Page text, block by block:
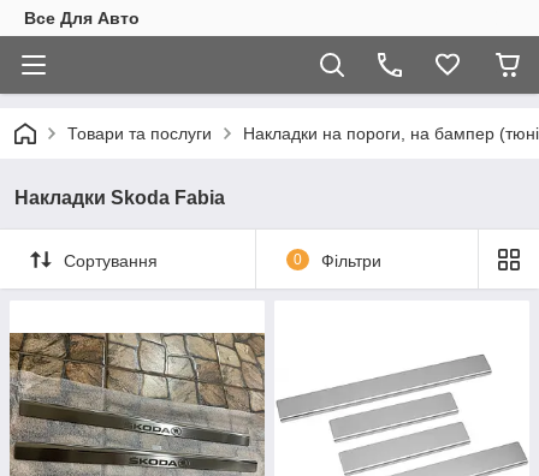
Все Для Авто
Товари та послуги Накладки на пороги, на бампер
Накладки Skoda Fabia
Сортування 0 Фільтри